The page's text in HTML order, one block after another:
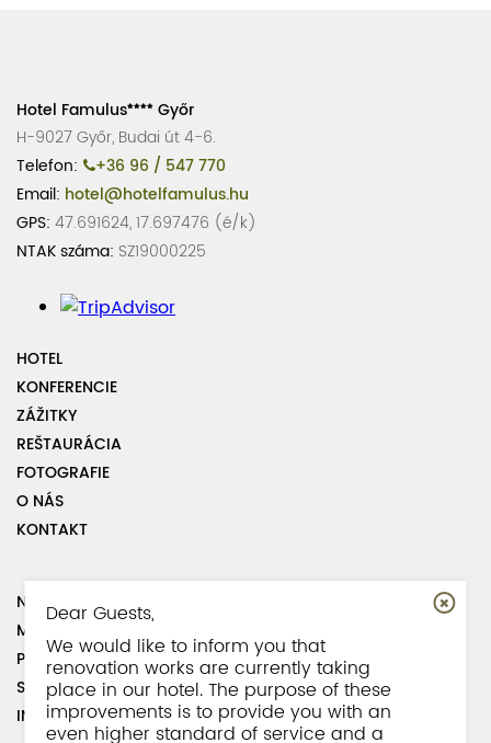
Hotel Famulus
Győr
H-9027 Győr, Budai út 4-6.
Telefon:
+36 96 / 547 770
Email: hotel@hotelfamulus.hu
GPS: 47.691624, 17.697476 (é/k)
NTAK száma: SZ19000225
HOTEL
KONFERENCIE
ZÁŽITKY
REŠTAURÁCIA
FOTOGRAFIE
O NÁS
KONTAKT
NÁVŠTEVNÁ KNIHA
MAPA STRÁNKY
PREDPISY
SPOLUPRACOVNÍCI
INFORMÁCIE O PARKOVANÍ
Dear Guests,
We would like to inform you that
renovation works are currently taking
place in our hotel. The purpose of these
improvements is to provide you with an
even higher standard of service and a